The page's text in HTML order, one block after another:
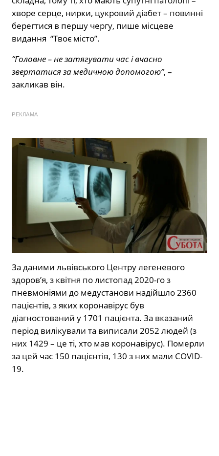
хворе серце, нирки, цукровий діабет – повинні
берегтися в першу чергу, пише місцеве
видання “Твоє місто”.
“Головне – не затягувати час і вчасно
звертатися за медичною допомогою”, –
закликав він.
РЕКЛАМА
За даними львівського Центру легеневого
здоров’я, з квітня по листопад 2020-го з
пневмоніями до медустанови надійшло 2360
пацієнтів, з яких коронавірус був
діагностований у 1701 пацієнта. За вказаний
період вилікували та виписали 2052 людей (з
них 1429 – це ті, хто мав коронавірус). Померли
за цей час 150 пацієнтів, 130 з них мали COVID-
19.